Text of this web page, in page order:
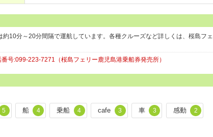
10分～20分間隔で運航しています。各種クルーズなど詳しくは、桜島フェ
号:099-223-7271（桜島フェリー鹿児島港乗船券発売所）
5 船 4 乗船 4 cafe 3 車 3 感動 2